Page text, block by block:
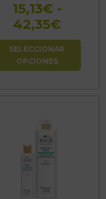
15,13€ -
42,35€Rango
de
desde
SELECCIONAR
OPCIONES